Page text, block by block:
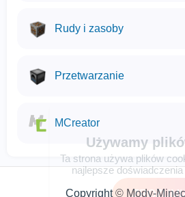
Rudy i zasoby
Przetwarzanie
MCreator
Copyright © Mody-
Używamy
Ta strona używa plików
najlepsze